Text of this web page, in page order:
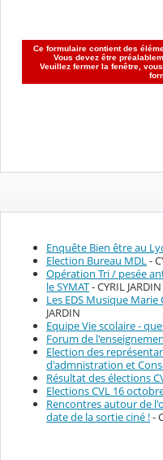
Enquête Bien être au
Election Bureau MDL-
Opération Tri / pesée
le SYMAT- CYRIL JARDIN
Les EDS Musique Marie
JARDIN
Equipe Vie scolaire -
Forum de
Election des
d'admnistration et
Résultat des élections
Elections CVL 16
Rencontres autour de
date de la sortie ciné !-